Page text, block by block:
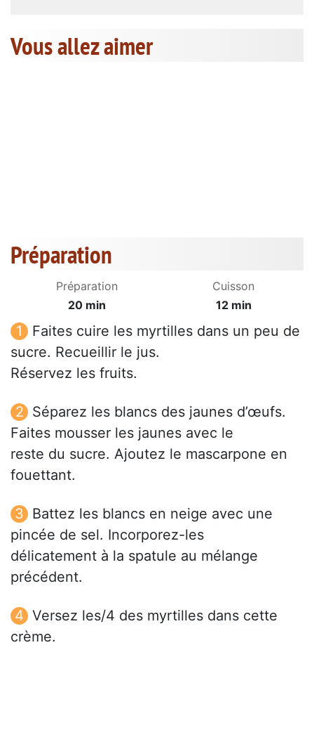
Vous allez aimer
Préparation
Préparation
20 min
Cuisson
12 min
Faites cuire les myrtilles dans un peu de
sucre. Recueillir le jus.
Réservez les fruits.
Séparez les blancs des jaunes d’œufs.
Faites mousser les jaunes avec le
reste du sucre. Ajoutez le mascarpone en
fouettant.
Battez les blancs en neige avec une
pincée de sel. Incorporez-les
délicatement à la spatule au mélange
précédent.
Versez les/4 des myrtilles dans cette
crème.